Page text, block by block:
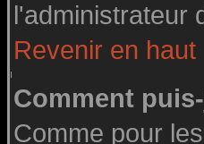
l'administrateur
Revenir en haut
Comment
Comme pour